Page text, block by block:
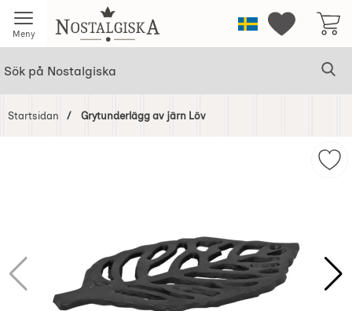
Meny Startsidan för NostalgiskaSverigeMina
Startsidan Grytunderlägg av järn Löv